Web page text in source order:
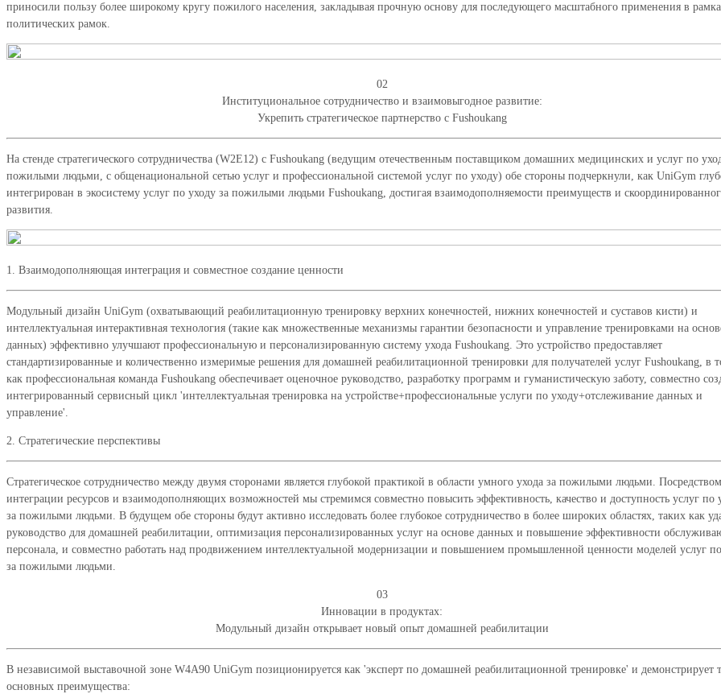
приносили пользу более широкому кругу пожилого населения, закладывая прочную основу для последующего масштабного применения в
политических рамок.
02
Институциональное сотрудничество и взаимовыгодное развитие:
Укрепить стратегическое партнерство с Fushoukang
На стенде стратегического сотрудничества (W2E12) с Fushoukang (ведущим отечественным поставщиком домашних медицинских и услуг по
пожилыми людьми, с общенациональной сетью услуг и профессиональной системой услуг по уходу) обе стороны подчеркнули, как UniGym
интегрирован в экосистему услуг по уходу за пожилыми людьми Fushoukang, достигая взаимодополняемости преимуществ и
развития.
1. Взаимодополняющая интеграция и совместное создание ценности
Модульный дизайн UniGym (охватывающий реабилитационную тренировку верхних конечностей, нижних конечностей и суставов кисти) и
интеллектуальная интерактивная технология (такие как множественные механизмы гарантии безопасности и управление тренировками на
данных) эффективно улучшают профессиональную и персонализированную систему ухода Fushoukang. Это устройство предоставляет
стандартизированные и количественно измеримые решения для домашней реабилитационной тренировки для получателей услуг Fushoukang, в
как профессиональная команда Fushoukang обеспечивает оценочное руководство, разработку программ и гуманистическую заботу, совместно
интегрированный сервисный цикл 'интеллектуальная тренировка на устройстве+профессиональные услуги по уходу+отслеживание данных и
управление'.
2. Стратегические перспективы
Стратегическое сотрудничество между двумя сторонами является глубокой практикой в области умного ухода за пожилыми людьми. Посредством
интеграции ресурсов и взаимодополняющих возможностей мы стремимся совместно повысить эффективность, качество и доступность услуг по
за пожилыми людьми. В будущем обе стороны будут активно исследовать более глубокое сотрудничество в более широких областях, таких как
руководство для домашней реабилитации, оптимизация персонализированных услуг на основе данных и повышение эффективности
персонала, и совместно работать над продвижением интеллектуальной модернизации и повышением промышленной ценности моделей услуг
за пожилыми людьми.
03
Инновации в продуктах:
Модульный дизайн открывает новый опыт домашней реабилитации
В независимой выставочной зоне W4A90 UniGym позиционируется как 'эксперт по домашней реабилитационной тренировке' и демонстрирует
основных преимущества: